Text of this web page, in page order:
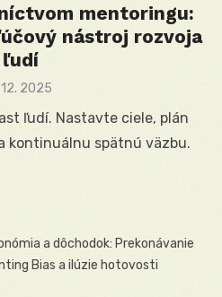
mentoringu:
nástroj rozvoja
ľudí
12. 2025
ľudí. Nastavte ciele, plán
kontinuálnu spätnú väzbu.
a dôchodok: Prekonávanie
Bias a ilúzie hotovosti